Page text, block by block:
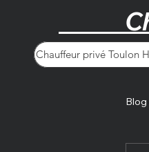
Chauffeur privé Toulon
Blog